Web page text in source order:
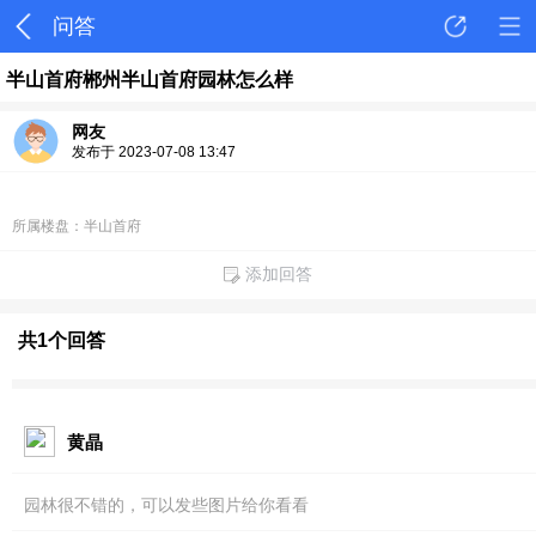
问答
半山首府郴州半山首府园林怎么样
网友
发布于 2023-07-08 13:47
所属楼盘：半山首府
添加回答
共1个回答
黄晶
园林很不错的，可以发些图片给你看看